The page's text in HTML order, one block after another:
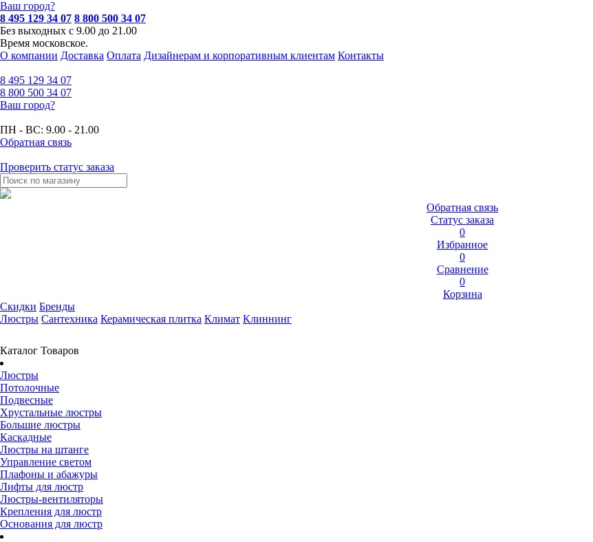
Ваш город?
8 495 129 34 07 8 800 500 34 07
Без выходных с 9.00 до 21.00
Время московское.
О компании Доставка Оплата Дизайнерам и корпоративным клиентам Контакты
8 495 129 34 07
8 800 500 34 07
Ваш город?
ПН - ВС: 9.00 - 21.00
Обратная связь
Проверить статус заказа
Обратная связь
Статус заказа
0
Избранное
0
Сравнение
0
Корзина
Скидки Бренды
Люстры Сантехника Керамическая плитка Климат Клиннинг
Каталог Товаров
Люстры
Потолочные
Подвесные
Хрустальные люстры
Большие люстры
Каскадные
Люстры на штанге
Управление светом
Плафоны и абажуры
Лифты для люстр
Люстры-вентиляторы
Крепления для люстр
Основания для люстр